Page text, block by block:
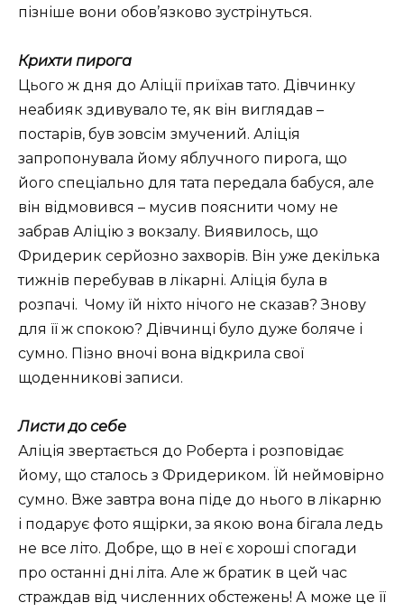
пізніше вони обов’язково зустрінуться.
Крихти пирога
Цього ж дня до Аліції приїхав тато. Дівчинку
неабияк здивувало те, як він виглядав –
постарів, був зовсім змучений. Аліція
запропонувала йому яблучного пирога, що
його спеціально для тата передала бабуся, але
він відмовився – мусив пояснити чому не
забрав Аліцію з вокзалу. Виявилось, що
Фридерик серйозно захворів. Він уже декілька
тижнів перебував в лікарні. Аліція була в
розпачі. Чому їй ніхто нічого не сказав? Знову
для її ж спокою? Дівчинці було дуже боляче і
сумно. Пізно вночі вона відкрила свої
щоденникові записи.
Листи до себе
Аліція звертається до Роберта і розповідає
йому, що сталось з Фридериком. Їй неймовірно
сумно. Вже завтра вона піде до нього в лікарню
і подарує фото ящірки, за якою вона бігала ледь
не все літо. Добре, що в неї є хороші спогади
про останні дні літа. Але ж братик в цей час
страждав від численних обстежень! А може це її